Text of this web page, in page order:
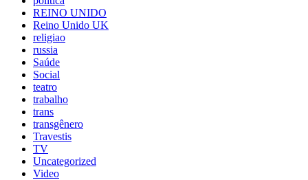
REINO UNIDO
Reino Unido UK
religiao
russia
Saúde
Social
teatro
trabalho
trans
transgênero
Travestis
TV
Uncategorized
Video